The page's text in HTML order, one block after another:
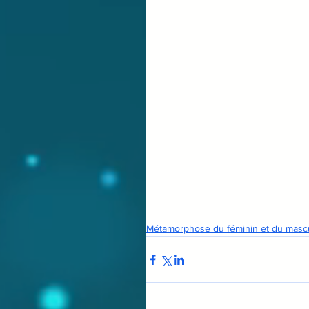
Métamorphose du féminin et du